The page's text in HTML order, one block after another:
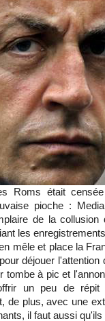
Roms était
pioche :
de la
les
mêle et place la
déjouer l'attention
tombe à pic et
un peu de répit
de plus, avec une
il faut aussi